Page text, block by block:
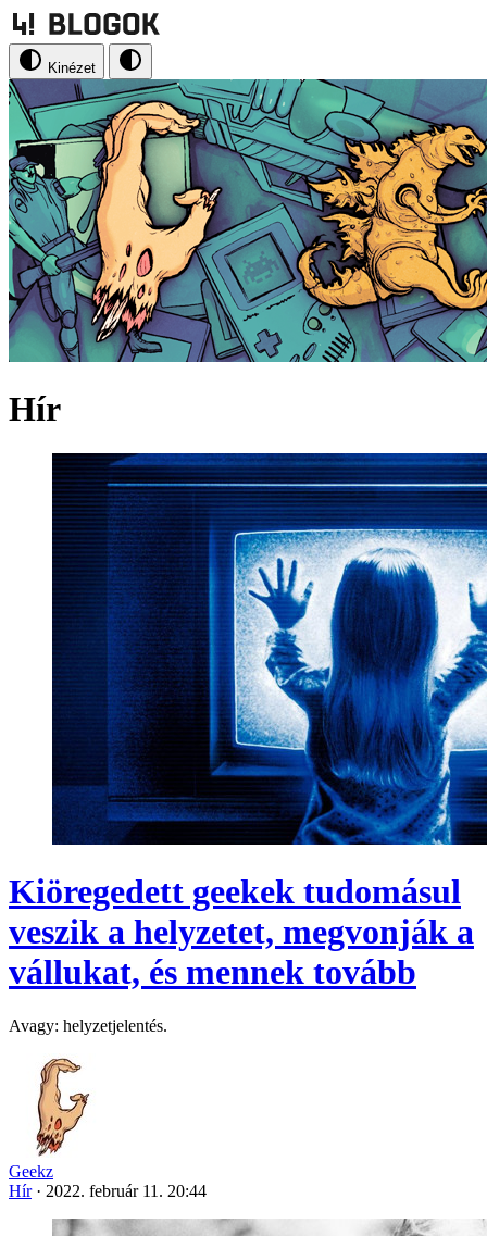
Kinézet
Hír
Kiöregedett geekek tudomásul
veszik a helyzetet, megvonják a
vállukat, és mennek tovább
Avagy: helyzetjelentés.
Geekz
Hír · 2022. február 11. 20:44